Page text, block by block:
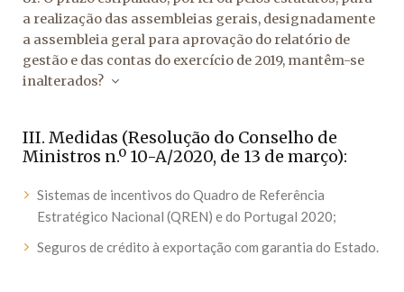
a realização das assembleias gerais, designadamente
a assembleia geral para aprovação do relatório de
gestão e das contas do exercício de 2019, mantêm-se
inalterados?
III. Medidas (Resolução do Conselho de
Ministros n.º 10-A/2020, de 13 de março):
Sistemas de incentivos do Quadro de Referência
Estratégico Nacional (QREN) e do Portugal 2020;
Seguros de crédito à exportação com garantia do Estado.